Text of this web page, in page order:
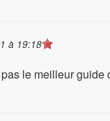
à 19:18
le meilleur guide